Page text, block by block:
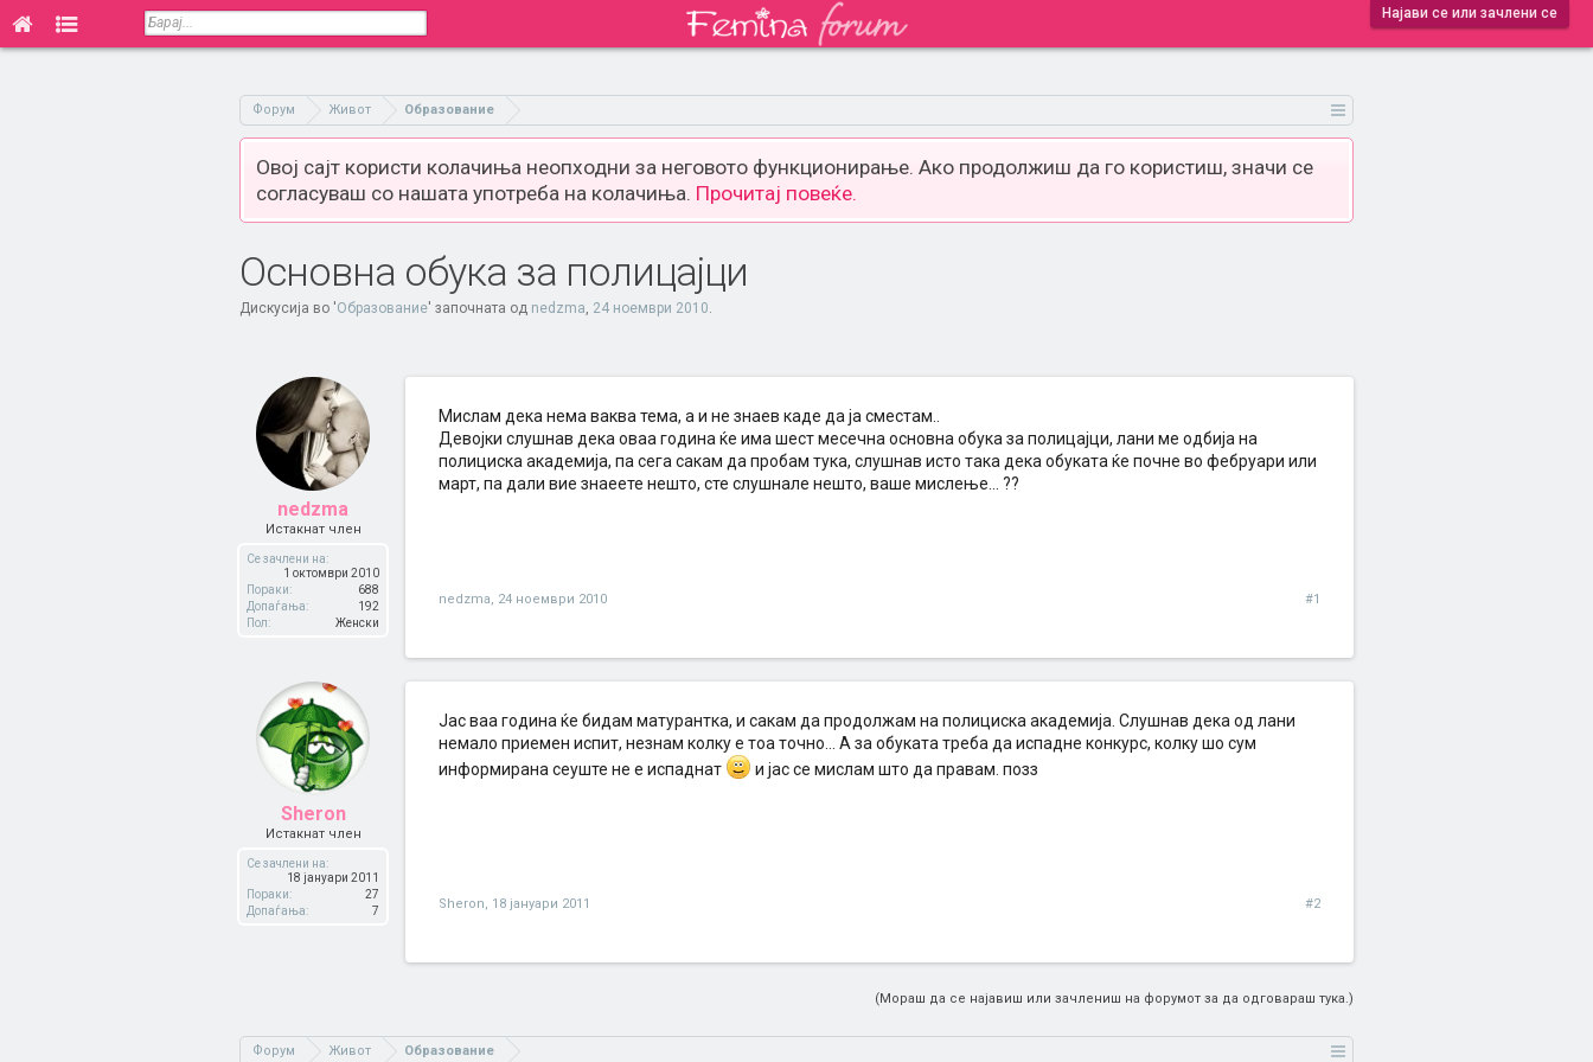
Најави се или зачлени се
Форум Живот Образование
Овој сајт користи колачиња неопходни за неговото функционирање. Ако продолжиш да го користиш, значи се
согласуваш со нашата употреба на колачиња. Прочитај повеќе.
Основна обука за полицајци
Дискусија во 'Образование' започната од nedzma, 24 ноември 2010.
nedzma
Истакнат член
Се зачлени на:
1 октомври 2010
Пораки:
688
Допаѓања:
192
Пол:
Женски
Мислам дека нема ваква тема, а и не знаев каде да ја сместам..
Девојки слушнав дека оваа година ќе има шест месечна основна обука за полицајци, лани ме одбија на
полициска академија, па сега сакам да пробам тука, слушнав исто така дека обуката ќе почне во фебруари или
март, па дали вие знаеете нешто, сте слушнале нешто, ваше мислење... ??
nedzma, 24 ноември 2010 #1
Sheron
Истакнат член
Се зачлени на:
18 јануари 2011
Пораки:
27
Допаѓања:
7
Јас ваа година ќе бидам матурантка, и сакам да продолжам на полициска академија. Слушнав дека од лани
немало приемен испит, незнам колку е тоа точно... А за обуката треба да испадне конкурс, колку шо сум
информирана сеуште не е испаднат
и јас се мислам што да правам. позз
Sheron, 18 јануари 2011 #2
(Мораш да се најавиш или зачлениш на форумот за да одговараш тука.)
Форум Живот Образование